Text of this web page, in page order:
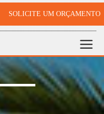
SOLICITE UM ORÇAMENTO